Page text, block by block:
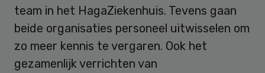
team in het HagaZiekenhuis. Tevens gaan
beide organisaties personeel uitwisselen om
zo meer kennis te vergaren. Ook het
gezamenlijk verrichten van